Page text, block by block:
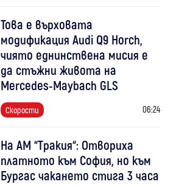
Това е върховата
модификация Audi Q9 Horch,
чиято еднинствена мисия е
да стъжни живота на
Mercedes-Maybach GLS
Скорости 06:24
На АМ “Тракия“: Отвориха
платното към София, но към
Бургас чакането стига 3 часа